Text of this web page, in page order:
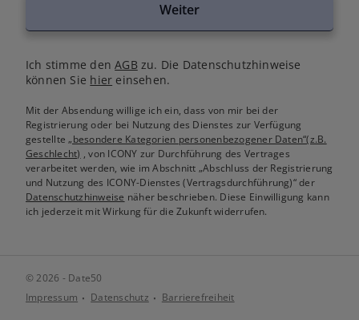
Weiter
Ich stimme denAGB zu. Die Datenschutzhinweise
können Sie hier einsehen.
Mit der Absendung willige ich ein, dass von mir bei der
Registrierung oder bei Nutzung des Dienstes zur Verfügung
gestellte„besondere Kategorien personenbezogener Daten“(z.B.
Geschlecht) , von ICONY zur Durchführung des Vertrages
verarbeitet werden, wie im Abschnitt „Abschluss der Registrierung
und Nutzung des ICONY-Dienstes (Vertragsdurchführung)“ der
Datenschutzhinweise näher beschrieben. Diese Einwilligung kann
ich jederzeit mit Wirkung für die Zukunft widerrufen.
© 2026 - Date50
Impressum
Datenschutz Barrierefreiheit